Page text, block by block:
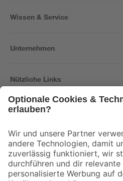
Wissen & Service
Unternehmen
Nützliche Links
Der toom Newsletter: Keine Angebote und
Zur Newsletter Anmeldung